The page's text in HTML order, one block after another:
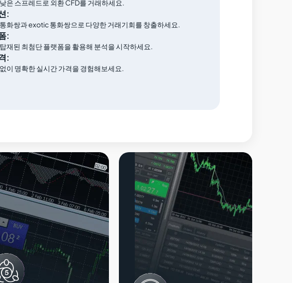
은 스프레드로 외환 CFD를 거래하세요.
:
화쌍과 exotic 통화쌍으로 다양한 거래기회를 창출하세요.
:
재된 최첨단 플랫폼을 활용해 분석을 시작하세요.
:
이 명확한 실시간 가격을 경험해보세요.